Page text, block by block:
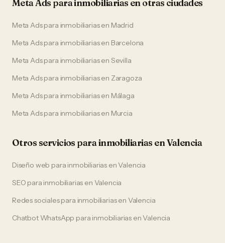
Meta Ads parainmobiliarias en otras ciudades
Meta Adspara inmobiliariasen Madrid
Meta Adspara inmobiliariasen Barcelona
Meta Adspara inmobiliariasen Sevilla
Meta Adspara inmobiliariasen Zaragoza
Meta Adspara inmobiliariasen Málaga
Meta Adspara inmobiliariasen Murcia
Otros servicios parainmobiliarias enValencia
Diseño web para inmobiliarias enValencia
SEO para inmobiliarias en Valencia
Redes socialespara inmobiliariasen Valencia
Chatbot WhatsApp para inmobiliarias enValencia